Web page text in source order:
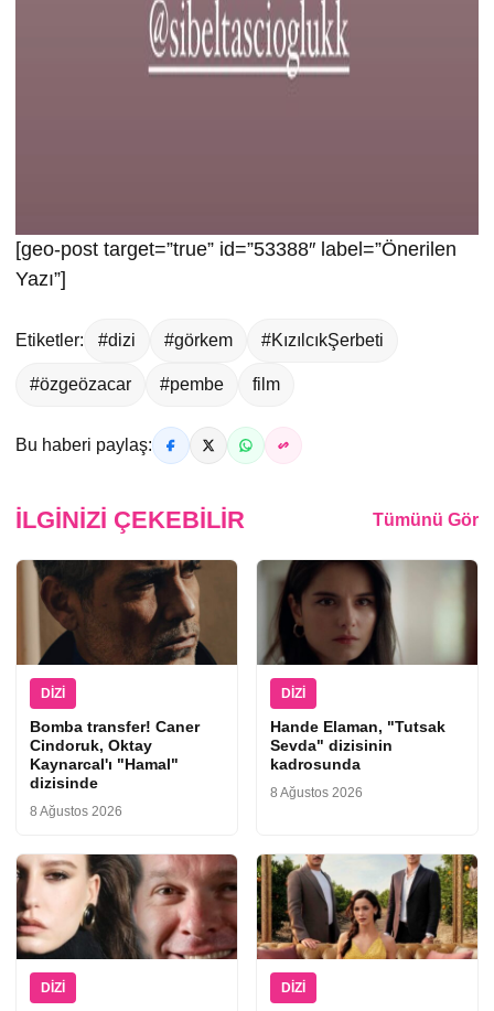
[geo-post target=”true” id=”53388″ label=”Önerilen
Yazı”]
Etiketler: #dizi #görkem #KızılcıkŞerbeti
#özgeözacar #pembe film
Bu haberi paylaş:
İLGINIZI ÇEKEBILIR Tümünü Gör
DIZI
Bomba transfer! Caner
Cindoruk, Oktay
Kaynarcal'ı "Hamal"
dizisinde
8 Ağustos 2026
DIZI
Hande Elaman, "Tutsak
Sevda" dizisinin
kadrosunda
8 Ağustos 2026
DIZI DIZI